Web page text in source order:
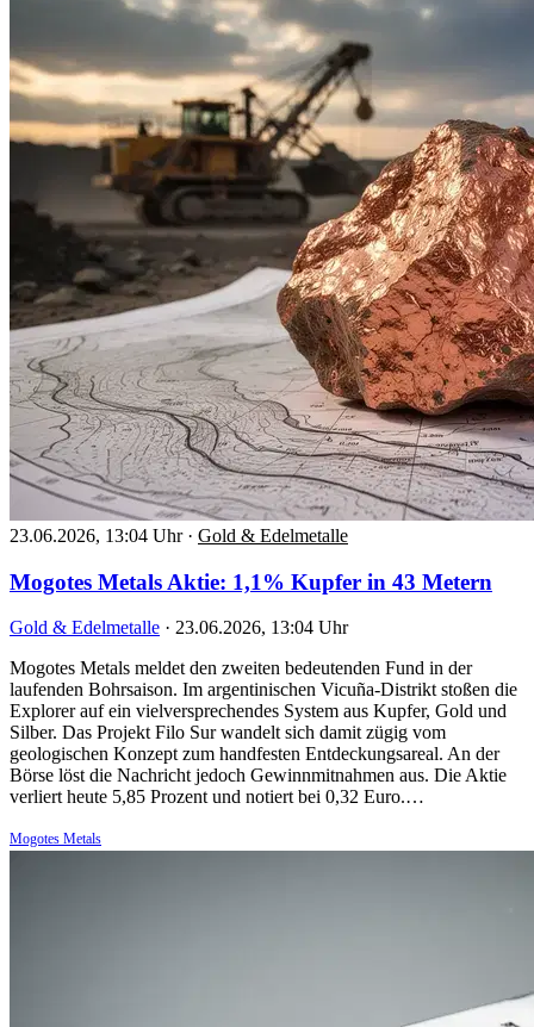
23.06.2026, 13:04 Uhr · Gold & Edelmetalle
Mogotes Metals Aktie: 1,1% Kupfer in 43 Metern
Gold & Edelmetalle · 23.06.2026, 13:04 Uhr
Mogotes Metals meldet den zweiten bedeutenden Fund in der
laufenden Bohrsaison. Im argentinischen Vicuña-Distrikt stoßen die
Explorer auf ein vielversprechendes System aus Kupfer, Gold und
Silber. Das Projekt Filo Sur wandelt sich damit zügig vom
geologischen Konzept zum handfesten Entdeckungsareal. An der
Börse löst die Nachricht jedoch Gewinnmitnahmen aus. Die Aktie
verliert heute 5,85 Prozent und notiert bei 0,32 Euro.…
Mogotes Metals